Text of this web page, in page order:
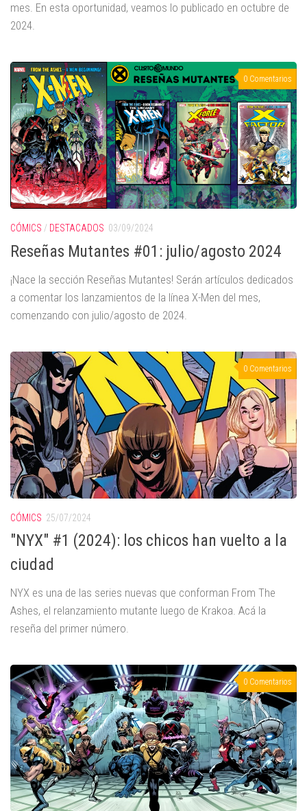
mes. En esta oportunidad, veamos lo publicado en octubre de
2024.
0 Comentarios
CÓMICS / DESTACADOS 03/09/2024
Reseñas Mutantes #01: julio/agosto 2024
¡Nace la sección Reseñas Mutantes! Serán artículos dedicados
a comentar los lanzamientos de la línea X-Men del mes,
comenzando con julio/agosto de 2024.
0 Comentarios
CÓMICS 25/07/2024
"NYX" #1 (2024): los chicos han vuelto a la
ciudad
NYX es una de las series nuevas que conforman From The
Ashes, el relanzamiento mutante luego de Krakoa. Acá la
reseña del primer número.
0 Comentarios